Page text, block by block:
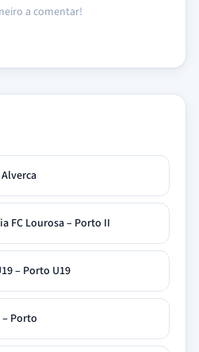
a comentar!
FC Lourosa – Porto II
– Porto U19
– Porto